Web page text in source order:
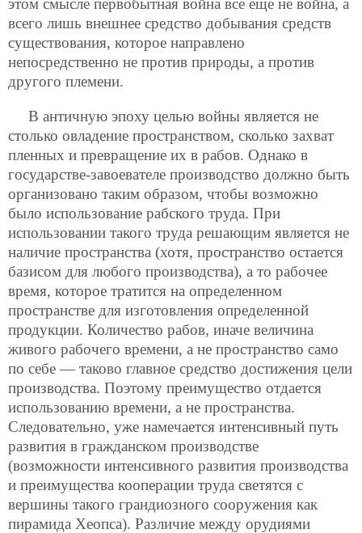
всего лишь внешнее средство добывания средств
существования, которое направлено
непосредственно не против природы, а против
другого племени.
В античную эпоху целью войны является не
столько овладение пространством, сколько захват
пленных и превращение их в рабов. Однако в
государстве-завоевателе производство должно быть
организовано таким образом, чтобы возможно
было использование рабского труда. При
использовании такого труда решающим является не
наличие пространства (хотя, пространство остается
базисом для любого производства), а то рабочее
время, которое тратится на определенном
пространстве для изготовления определенной
продукции. Количество рабов, иначе величина
живого рабочего времени, а не пространство само
по себе — таково главное средство достижения цели
производства. Поэтому преимущество отдается
использованию времени, а не пространства.
Следовательно, уже намечается интенсивный путь
развития в гражданском производстве
(возможности интенсивного развития производства
и преимущества кооперации труда светятся с
вершины такого грандиозного сооружения как
пирамида Хеопса). Различие между орудиями